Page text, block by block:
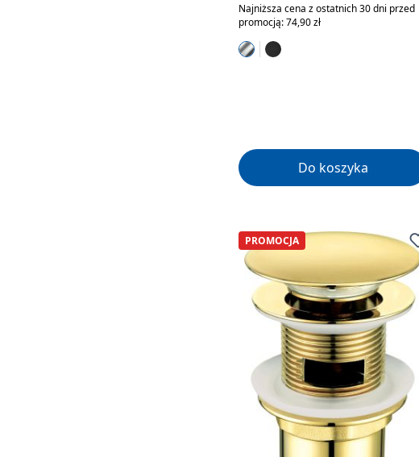
Najniższa cena z ostatnich 30 dni przed
promocją: 74,90 zł
Do koszyka
PROMOCJA